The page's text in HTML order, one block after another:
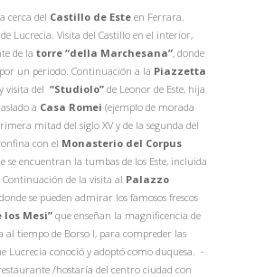
cerca del Castillo de Este en Ferrara.
Lucrecia. Visita del Castillo en el interior,
de la torre “della Marchesana”, donde
un periodo. Continuación a la Piazzetta
y visita del “Studiolo” de Leonor de Este, hija
a Casa Romei (ejemplo de morada
mitad del siglo XV y de la segunda del
con el Monasterio del Corpus
se encuentran la tumbas de los Este, incluida
Continuación de la visita al Palazzo
se pueden admirar los famosos frescos
los Mesi” que enseñan la magnificencia de
al tiempo de Borso I, para compreder las
Lucrecia conoció y adoptó como duquesa. -
/hostaría del centro ciudad con